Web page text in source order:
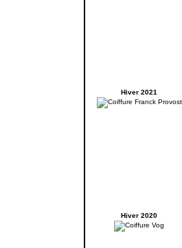
Hiver 2021
Hiver 2020